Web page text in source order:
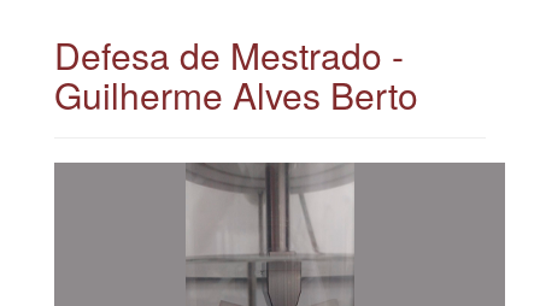
Defesa de Mestrado -
Guilherme Alves Berto